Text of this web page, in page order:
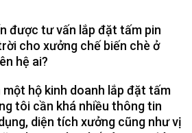
được tư vấn lắp đặt tấm pin
cho xưởng chế biến chè ở
hệ ai?
hộ kinh doanh lắp đặt tấm
tôi cần khá nhiều thông tin
diện tích xưởng cũng như vị